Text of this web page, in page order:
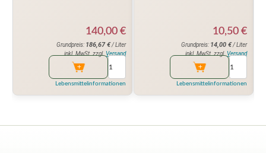
140,00 €
Grundpreis: 186,67€/ Liter
inkl. MwSt. zzgl.Versand
Lebensmittelinformationen
10,50 €
Grundpreis: 14,00 €/ Liter
inkl. MwSt. zzgl.Versand
Lebensmittelinformationen